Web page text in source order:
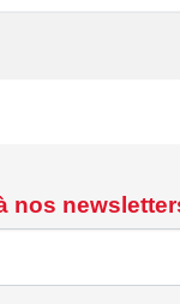
nos